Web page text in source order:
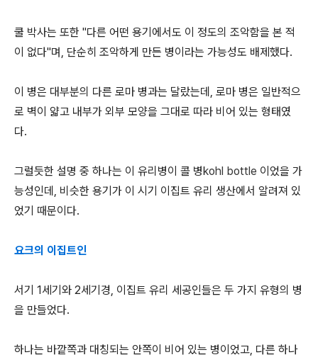
쿨 박사는 또한 "다른 어떤 용기에서도 이 정도의 조악함을 본 적
이 없다"며, 단순히 조악하게 만든 병이라는 가능성도 배제했다.
이 병은 대부분의 다른 로마 병과는 달랐는데, 로마 병은 일반적으
로 벽이 얇고 내부가 외부 모양을 그대로 따라 비어 있는 형태였
다.
그럴듯한 설명 중 하나는 이 유리병이 콜 병kohl bottle 이었을 가
능성인데, 비슷한 용기가 이 시기 이집트 유리 생산에서 알려져 있
었기 때문이다.
요크의 이집트인
서기 1세기와 2세기경, 이집트 유리 세공인들은 두 가지 유형의 병
을 만들었다.
하나는 바깥쪽과 대칭되는 안쪽이 비어 있는 병이었고, 다른 하나